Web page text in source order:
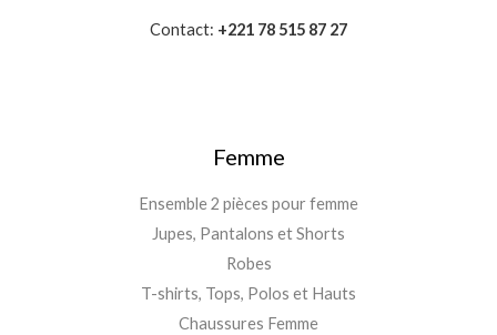
Contact: +221 78 515 87 27
Femme
Ensemble 2 pièces pour femme
Jupes, Pantalons et Shorts
Robes
T-shirts, Tops, Polos et Hauts
Chaussures Femme